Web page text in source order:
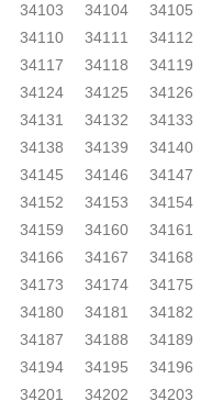
34103 34104
34105
34110 34111
34112
34117 34118
34119
34124 34125
34126
34131 34132
34133
34138 34139
34140
34145 34146
34147
34152 34153
34154
34159 34160
34161
34166 34167
34168
34173 34174
34175
34180 34181
34182
34187 34188
34189
34194 34195
34196
34201 34202
34203